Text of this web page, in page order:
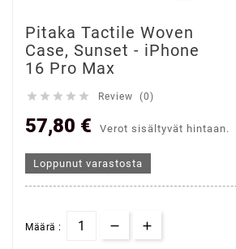
Pitaka Tactile Woven
Case, Sunset - iPhone
16 Pro Max
     Review (0)
57,80 € Verot sisältyvät hintaan.
Loppunut varastosta
Määrä :